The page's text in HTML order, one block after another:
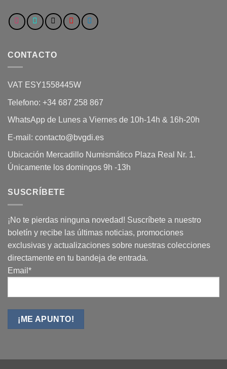
CONTACTO
VAT ESY1558445W
Telefono: +34 687 258 867
WhatsApp de Lunes a Viernes de 10h-14h & 16h-20h
E-mail: contacto@bvgdi.es
Ubicación Mercadillo Numismático Plaza Real Nr. 1.
Únicamente los domingos 9h -13h
SUSCRÍBETE
¡No te pierdas ninguna novedad! Suscríbete a nuestro
boletín y recibe las últimas noticias, promociones
exclusivas y actualizaciones sobre nuestras colecciones
directamente en tu bandeja de entrada.
Email*